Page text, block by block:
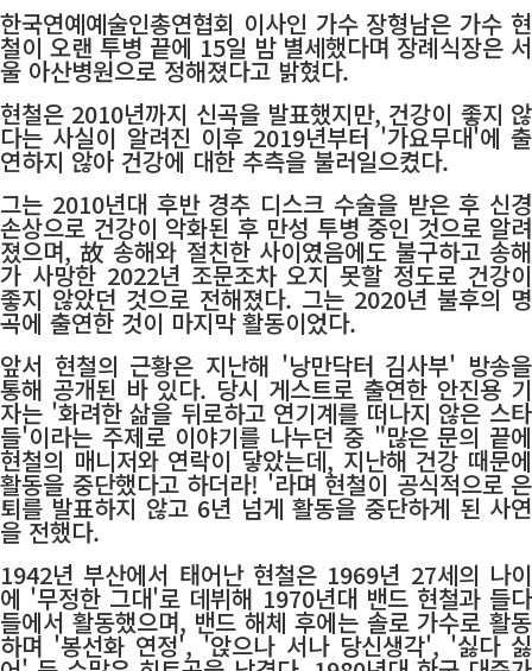
한국연예예술인총연협회 이사인 가수 장형남은 가수 현
철이 오랜 투병 끝에 15일 밤 별세했다며 장례식장은 서
울 아산병원으로 정해졌다고 밝혔다.
현철은 2010년까지 신곡을 발표했지만, 건강이 좋지 않
다는 사실이 알려진 이후 2019년부터 '가요무대'에 출
연하지 않아 건강에 대한 추측을 불러일으켰다.
그는 2010년대 후반 경추 디스크 수술을 받은 후 신경
손상으로 건강이 악화된 후 만성 투병 중인 것으로 알려
졌으며, 故 송해와 절친한 사이였음에도 불구하고 송해
가 사망한 2022년 조문조차 오지 못할 정도로 건강이
좋지 않았던 것으로 전해졌다. 그는 2020년 불후의 명
곡에 출연한 것이 마지막 활동이었다.
앞서 현철의 근황은 지난해 '낭만닥터 김사부' 방송을
통해 공개된 바 있다. 당시 게스트로 출연한 안진용 기
자는 '화려한 삶을 뒤로하고 연기계를 떠나지 않은 스타
들'이라는 주제로 이야기를 나누던 중 "많은 문의 끝에
현철의 매니저와 연락이 닿았는데, 지난해 건강 때문에
활동을 중단했다고 하더라! '라며 현철이 공식적으로 은
퇴를 발표하지 않고 6년 넘게 활동을 중단하게 된 사연
을 전했다.
1942년 부산에서 태어난 현철은 1969년 27세의 나이
에 '무정한 그대'로 데뷔해 1970년대 밴드 현철과 들다
들에서 활동했으며, 밴드 해체 후에는 솔로 가수로 활동
하며 '봉선화 연정', '앉으나 서나 당신생각', '싫다 싫